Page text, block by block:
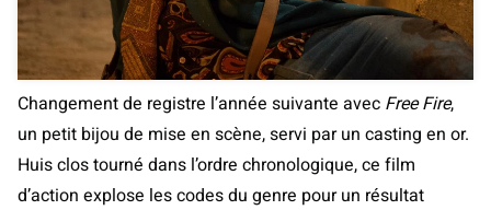
Changement de registre l’année suivante avec Free Fire,
un petit bijou de mise en scène, servi par un casting en or.
Huis clos tourné dans l’ordre chronologique, ce film
d’action explose les codes du genre pour un résultat